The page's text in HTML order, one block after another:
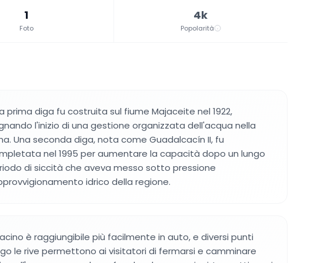
1
Foto
4k
Popolarità
prima diga fu costruita sul fiume Majaceite nel 1922,
l'inizio di una gestione organizzata dell'acqua nella
Una seconda diga, nota come Guadalcacín II, fu
nel 1995 per aumentare la capacità dopo un lungo
di siccità che aveva messo sotto pressione
idrico della regione.
è raggiungibile più facilmente in auto, e diversi punti
le rive permettono ai visitatori di fermarsi e camminare